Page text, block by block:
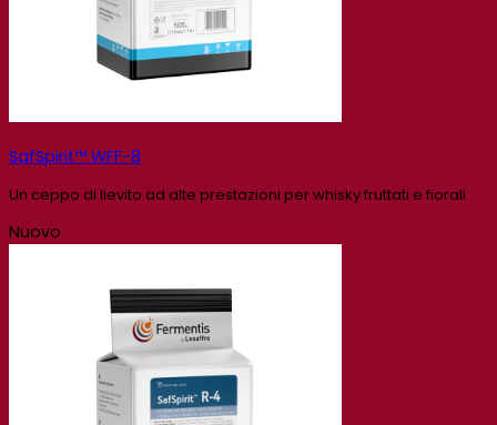
SafSpirit™ WFF-8
Un ceppo di lievito ad alte prestazioni per whisky fruttati e fiorali
Nuovo